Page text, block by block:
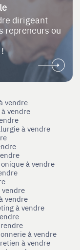
dirigeant
repreneurs ou
!
vendre
vendre
à vendre
à vendre
vendre
à vendre
à vendre
à vendre